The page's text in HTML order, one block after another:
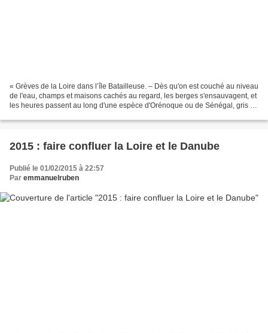
« Grèves de la Loire dans l’île Batailleuse. – Dès qu'on est couché au niveau
de l'eau, champs et maisons cachés au regard, les berges s'ensauvagent, et
les heures passent au long d'une espèce d'Orénoque ou de Sénégal, gris ou
2015 : faire confluer la Loire et le Danube
Publié le 01/02/2015 à 22:57
Par emmanuelruben